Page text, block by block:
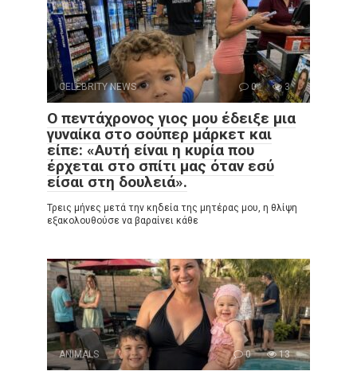
CELEBRITY NEWS 0 3
Ο πεντάχρονος γιος μου έδειξε μια
γυναίκα στο σούπερ μάρκετ και
είπε: «Αυτή είναι η κυρία που
έρχεται στο σπίτι μας όταν εσύ
είσαι στη δουλειά».
Τρεις μήνες μετά την κηδεία της μητέρας μου, η θλίψη
εξακολουθούσε να βαραίνει κάθε
ANIMALS 0 13